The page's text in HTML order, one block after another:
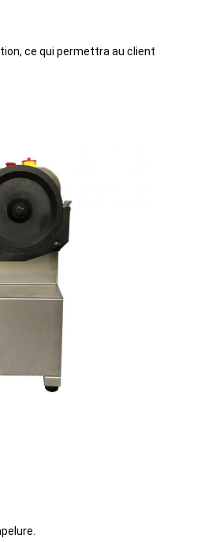
ce qui permettra au client